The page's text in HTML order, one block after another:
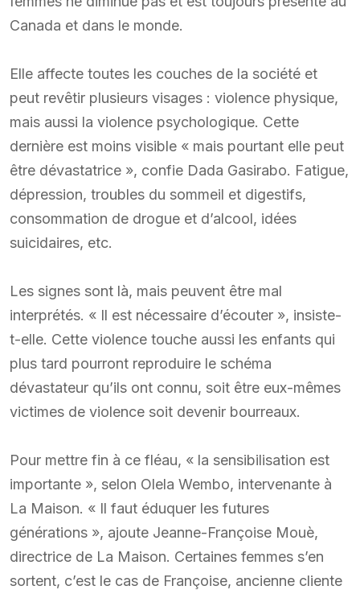
Canada et dans le monde.
Elle affecte toutes les couches de la société et
peut revêtir plusieurs visages : violence physique,
mais aussi la violence psychologique. Cette
dernière est moins visible « mais pourtant elle peut
être dévastatrice », confie Dada Gasirabo. Fatigue,
dépression, troubles du sommeil et digestifs,
consommation de drogue et d’alcool, idées
suicidaires, etc.
Les signes sont là, mais peuvent être mal
interprétés. « Il est nécessaire d’écouter », insiste-
t-elle. Cette violence touche aussi les enfants qui
plus tard pourront reproduire le schéma
dévastateur qu’ils ont connu, soit être eux-mêmes
victimes de violence soit devenir bourreaux.
Pour mettre fin à ce fléau, « la sensibilisation est
importante », selon Olela Wembo, intervenante à
La Maison. « Il faut éduquer les futures
générations », ajoute Jeanne-Françoise Mouè,
directrice de La Maison. Certaines femmes s’en
sortent, c’est le cas de Françoise, ancienne cliente